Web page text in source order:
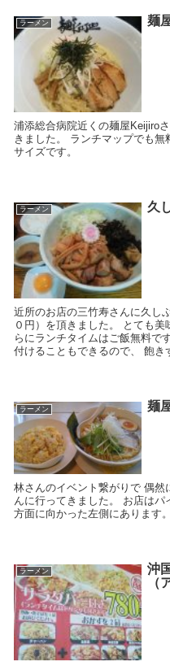
ラーメン 麺
浦添総合病院近くの麺屋Keijiro
きました。 ランチマップでも
サイズです。
ラーメン 久
近所のお店の三竹寿さんに久し
０円）を頂きました。 とても
らにランチタイムはご飯無料で
付けることもできるので、 飽き
ラーメン 麺
林さんのイベント繋がりで 偶然
んに行ってきました。 お店は
方面に向かった左側にあります。
ラーメン
沖
（